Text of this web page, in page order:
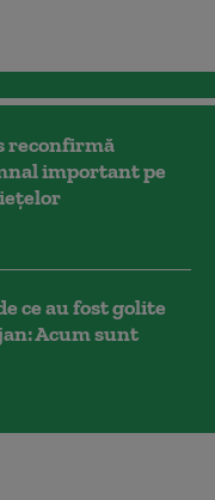
reconfirmă
important pe
ce au fost golite
Acum sunt